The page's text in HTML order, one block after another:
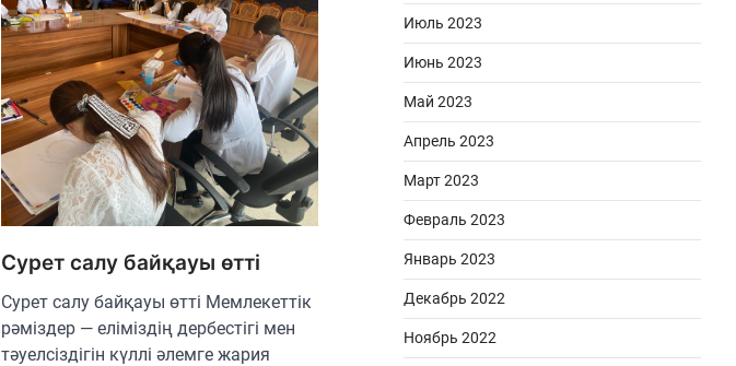
Сурет салу байқауы өтті
Сурет салу байқауы өтті Мемлекеттік
рәміздер — еліміздің дербестігі мен
тәуелсіздігін күллі әлемге жария
Июль 2023
Июнь 2023
Май 2023
Апрель 2023
Март 2023
Февраль 2023
Январь 2023
Декабрь 2022
Ноябрь 2022